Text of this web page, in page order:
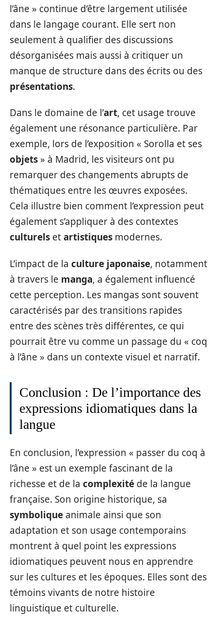
l’âne » continue d’être largement utilisée
dans le langage courant. Elle sert non
seulement à qualifier des discussions
désorganisées mais aussi à critiquer un
manque de structure dans des écrits ou des
présentations.
Dans le domaine de l’art, cet usage trouve
également une résonance particulière. Par
exemple, lors de l’exposition « Sorolla et ses
objets » à Madrid, les visiteurs ont pu
remarquer des changements abrupts de
thématiques entre les œuvres exposées.
Cela illustre bien comment l’expression peut
également s’appliquer à des contextes
culturels etartistiques modernes.
L’impact de la culture japonaise, notamment
à travers le manga, a également influencé
cette perception. Les mangas sont souvent
caractérisés par des transitions rapides
entre des scènes très différentes, ce qui
pourrait être vu comme un passage du « coq
à l’âne » dans un contexte visuel et narratif.
Conclusion : De l’importance des
expressions idiomatiques dans la
langue
En conclusion, l’expression « passer du coq à
l’âne » est un exemple fascinant de la
richesse et de la complexité de la langue
française. Son origine historique, sa
symbolique animale ainsi que son
adaptation et son usage contemporains
montrent à quel point les expressions
idiomatiques peuvent nous en apprendre
sur les cultures et les époques. Elles sont des
témoins vivants de notre histoire
linguistique et culturelle.